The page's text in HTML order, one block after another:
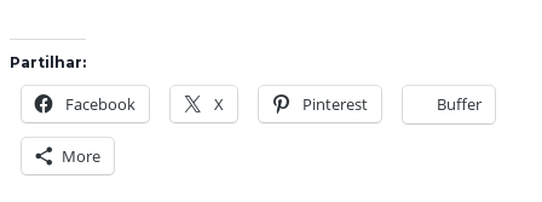
Partilhar:
Facebook X Pinterest Buffer
More